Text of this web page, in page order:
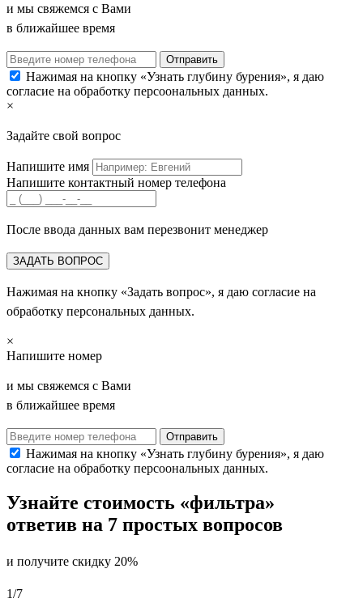
и мы свяжемся с Вами
в ближайшее время
Нажимая на кнопку «Узнать глубину бурения», я даю
согласие на обработку персоональных данных.
×
Задайте свой вопрос
Напишите имя
Напишите контактный номер телефона
После ввода данных вам перезвонит менеджер
Нажимая на кнопку «Задать вопрос», я даю согласие на
обработку персональных данных.
×
Напишите номер
и мы свяжемся с Вами
в ближайшее время
Нажимая на кнопку «Узнать глубину бурения», я даю
согласие на обработку персоональных данных.
Узнайте стоимость «фильтра»
ответив на 7 простых вопросов
и получите скидку 20%
1/7